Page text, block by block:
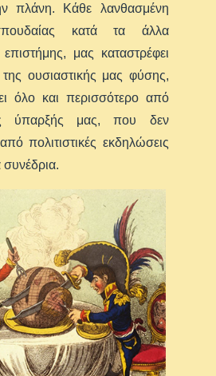
πλάνη. Κάθε λανθασμένη
κατά τα άλλα
επιστήμης, μας καταστρέφει
της ουσιαστικής μας φύσης,
όλο και περισσότερο από
ύπαρξής μας, που δεν
πολιτιστικές εκδηλώσεις
συνέδρια.